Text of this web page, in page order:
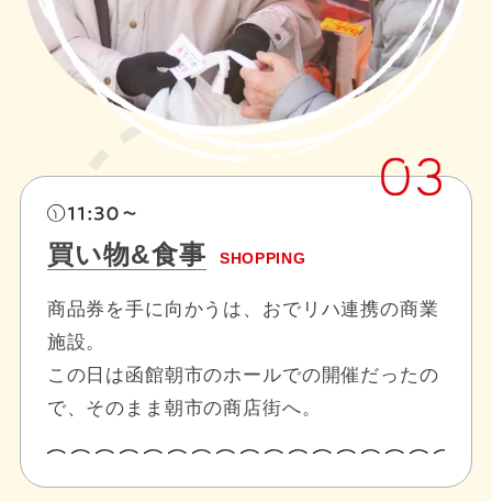
買い物&食事 SHOPPING
商品券を手に向かうは、おでリハ連携の商業
施設。
この日は函館朝市のホールでの開催だったの
で、そのまま朝市の商店街へ。